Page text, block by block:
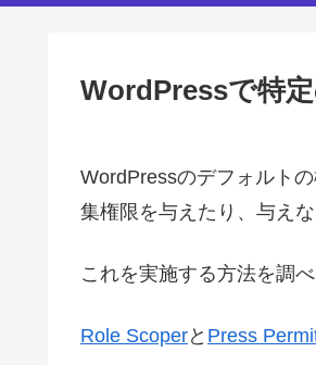
WordPressで特
WordPressのデフォルト
集権限を与えたり、与え
これを実施する方法を調
Role Scoperと Press